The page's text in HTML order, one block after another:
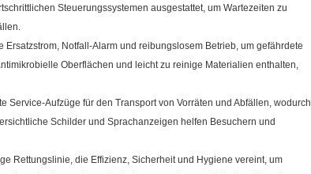
Steuerungssystemen ausgestattet, um Wartezeiten zu
Notfall-Alarm und reibungslosem Betrieb, um gefährdete
Oberflächen und leicht zu reinige Materialien enthalten,
Service-Aufzüge für den Transport von Vorräten und Abfällen, wodurch
Schilder und Sprachanzeigen helfen Besuchern und
Rettungslinie, die Effizienz, Sicherheit und Hygiene vereint, um